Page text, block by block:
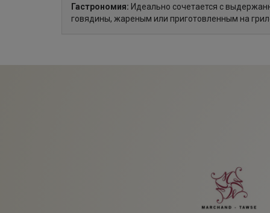
Гастрономия: Идеально сочетается с
говядины, жареным или приготовленным на